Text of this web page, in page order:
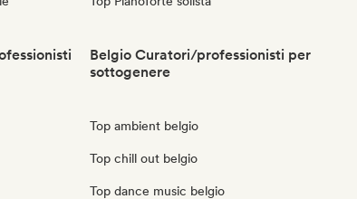
Belgio Curatori/professionisti per
sottogenere
Top ambient belgio
Top chill out belgio
Top dance music belgio